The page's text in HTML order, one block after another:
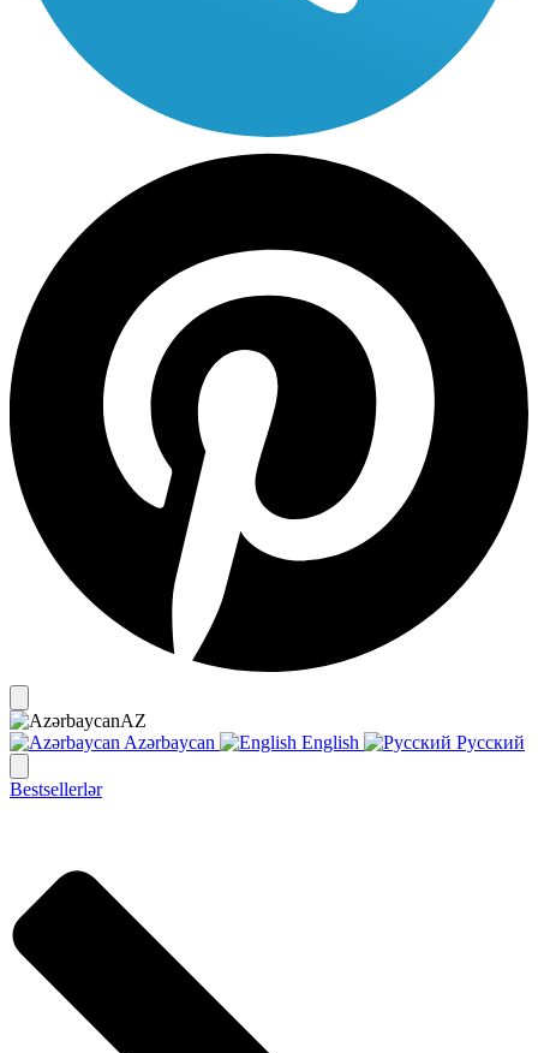
AZ
Azərbaycan
English Русский
Bestsellerlər